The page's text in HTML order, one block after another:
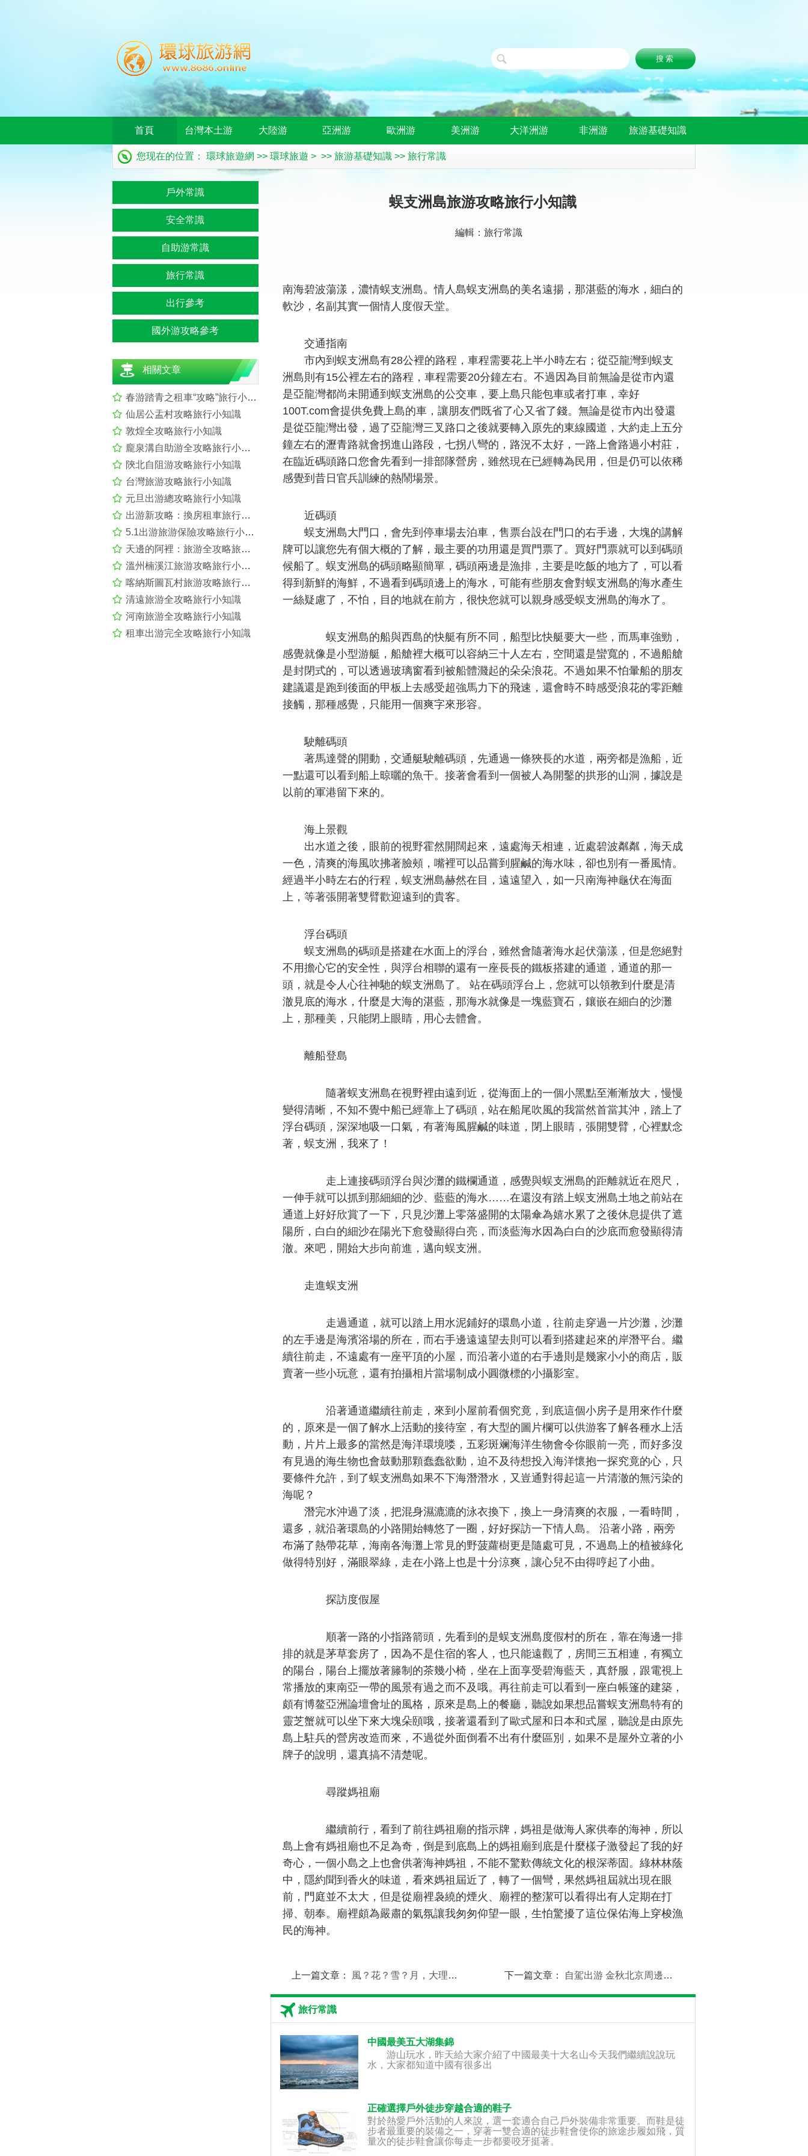
首頁 台灣本土游 大陸游 亞洲游 歐洲游 美洲游 大洋洲游 非洲游 旅游基礎知識
您现在的位置： 環球旅遊網 >> 環球旅遊 > >> 旅游基礎知識 >> 旅行常識
蜈支洲島旅游攻略旅行小知識
編輯：旅行常識
南海碧波蕩漾，濃情蜈支洲島。情人島蜈支洲島的美名遠揚，那湛藍的海水，細白的
軟沙，名副其實一個情人度假天堂。
交通指南
市內到蜈支洲島有28公裡的路程，車程需要花上半小時左右；從亞龍灣到蜈支
洲島則有15公裡左右的路程，車程需要20分鐘左右。不過因為目前無論是從市內還
是亞龍灣都尚未開通到蜈支洲島的公交車，要上島只能包車或者打車，幸好
100T.com會提供免費上島的車，讓朋友們既省了心又省了錢。無論是從市內出發還
是從亞龍灣出發，過了亞龍灣三叉路口之後就要轉入原先的東線國道，大約走上五分
鐘左右的瀝青路就會拐進山路段，七拐八彎的，路況不太好，一路上會路過小村莊，
在臨近碼頭路口您會先看到一排部隊營房，雖然現在已經轉為民用，但是仍可以依稀
感覺到昔日官兵訓練的熱鬧場景。
近碼頭
蜈支洲島大門口，會先到停車場去泊車，售票台設在門口的右手邊，大塊的講解
牌可以讓您先有個大概的了解，最主要的功用還是買門票了。買好門票就可以到碼頭
候船了。蜈支洲島的碼頭略顯簡單，碼頭兩邊是漁排，主要是吃飯的地方了，可以看
得到新鮮的海鮮，不過看到碼頭邊上的海水，可能有些朋友會對蜈支洲島的海水產生
一絲疑慮了，不怕，目的地就在前方，很快您就可以親身感受蜈支洲島的海水了。
蜈支洲島的船與西島的快艇有所不同，船型比快艇要大一些，而馬車強勁，
感覺就像是小型游艇，船艙裡大概可以容納三十人左右，空間還是蠻寬的，不過船艙
是封閉式的，可以透過玻璃窗看到被船體濺起的朵朵浪花。不過如果不怕暈船的朋友
建議還是跑到後面的甲板上去感受超強馬力下的飛速，還會時不時感受浪花的零距離
接觸，那種感覺，只能用一個爽字來形容。
駛離碼頭
著馬達聲的開動，交通艇駛離碼頭，先通過一條狹長的水道，兩旁都是漁船，近
一點還可以看到船上晾曬的魚干。接著會看到一個被人為開鑿的拱形的山洞，據說是
以前的軍港留下來的。
海上景觀
出水道之後，眼前的視野霍然開闊起來，遠處海天相連，近處碧波粼粼，海天成
一色，清爽的海風吹拂著臉頰，嘴裡可以品嘗到腥鹹的海水味，卻也別有一番風情。
經過半小時左右的行程，蜈支洲島赫然在目，遠遠望入，如一只南海神龜伏在海面
上，等著張開著雙臂歡迎遠到的貴客。
浮台碼頭
蜈支洲島的碼頭是搭建在水面上的浮台，雖然會隨著海水起伏蕩漾，但是您絕對
不用擔心它的安全性，與浮台相聯的還有一座長長的鐵板搭建的通道，通道的那一
頭，就是令人心往神馳的蜈支洲島了。 站在碼頭浮台上，您就可以領教到什麼是清
澈見底的海水，什麼是大海的湛藍，那海水就像是一塊藍寶石，鑲嵌在細白的沙灘
上，那種美，只能閉上眼睛，用心去體會。
離船登島
隨著蜈支洲島在視野裡由遠到近，從海面上的一個小黑點至漸漸放大，慢慢
變得清晰，不知不覺中船已經靠上了碼頭，站在船尾吹風的我當然首當其沖，踏上了
浮台碼頭，深深地吸一口氣，有著海風腥鹹的味道，閉上眼睛，張開雙臂，心裡默念
著，蜈支洲，我來了！
走上連接碼頭浮台與沙灘的鐵欄通道，感覺與蜈支洲島的距離就近在咫尺，
一伸手就可以抓到那細細的沙、藍藍的海水……在還沒有踏上蜈支洲島土地之前站在
通道上好好欣賞了一下，只見沙灘上零落盛開的太陽傘為嬉水累了之後休息提供了遮
陽所，白白的細沙在陽光下愈發顯得白亮，而淡藍海水因為白白的沙底而愈發顯得清
澈。來吧，開始大步向前進，邁向蜈支洲。
走進蜈支洲
走過通道，就可以踏上用水泥鋪好的環島小道，往前走穿過一片沙灘，沙灘
的左手邊是海濱浴場的所在，而右手邊遠遠望去則可以看到搭建起來的岸潛平台。繼
續往前走，不遠處有一座平頂的小屋，而沿著小道的右手邊則是幾家小小的商店，販
賣著一些小玩意，還有拍攝相片當場制成小圓微標的小攝影室。
沿著通道繼續往前走，來到小屋前看個究竟，到底這個小房子是用來作什麼
的，原來是一個了解水上活動的接待室，有大型的圖片欄可以供游客了解各種水上活
動，片片上最多的當然是海洋環境喽，五彩斑斓海洋生物會令你眼前一亮，而好多沒
有見過的海生物也會鼓動那顆蠢蠢欲動，迫不及待想投入海洋懷抱一探究竟的心，只
要條件允許，到了蜈支洲島如果不下海潛潛水，又豈通對得起這一片清澈的無污染的
海呢？
潛完水沖過了淡，把混身濕漉漉的泳衣換下，換上一身清爽的衣服，一看時間，
還多，就沿著環島的小路開始轉悠了一圈，好好探訪一下情人島。 沿著小路，兩旁
布滿了熱帶花草，海南各海灘上常見的野菠蘿樹更是隨處可見，不過島上的植被綠化
做得特別好，滿眼翠綠，走在小路上也是十分涼爽，讓心兒不由得哼起了小曲。
探訪度假屋
順著一路的小指路箭頭，先看到的是蜈支洲島度假村的所在，靠在海邊一排
排的就是茅草套房了，因為不是住宿的客人，也只能遠觀了，房間三五相連，有獨立
的陽台，陽台上擺放著籐制的茶幾小椅，坐在上面享受碧海藍天，真舒服，跟電視上
常播放的東南亞一帶的風景有過之而不及哦。再往前走可以看到一座白帳篷的建築，
頗有博鳌亞洲論壇會址的風格，原來是島上的餐廳，聽說如果想品嘗蜈支洲島特有的
靈芝蟹就可以坐下來大塊朵頤哦，接著還看到了歐式屋和日本和式屋，聽說是由原先
島上駐兵的營房改造而來，不過從外面倒看不出有什麼區別，如果不是屋外立著的小
牌子的說明，還真搞不清楚呢。
尋蹤媽祖廟
繼續前行，看到了前往媽祖廟的指示牌，媽祖是做海人家供奉的海神，所以
島上會有媽祖廟也不足為奇，倒是到底島上的媽祖廟到底是什麼樣子激發起了我的好
奇心，一個小島之上也會供著海神媽祖，不能不驚歎傳統文化的根深蒂固。綠林林蔭
中，隱約聞到香火的味道，看來媽祖屆近了，轉了一個彎，果然媽祖屆就出現在眼
前，門庭並不太大，但是從廟裡袅繞的煙火、廟裡的整潔可以看得出有人定期在打
掃、朝奉。廟裡頗為嚴肅的氣氛讓我匆匆仰望一眼，生怕驚擾了這位保佑海上穿梭漁
民的海神。
上一篇文章： 風？花？雪？月，大理旅游攻略旅行小知識 下一篇文章： 自駕出游 金秋北京周邊騎行線大全旅行小知識
旅行常識
中國最美五大湖集錦
游山玩水，昨天給大家介紹了中國最美十大名山今天我們繼續說說玩
水，大家都知道中國有很多出
正確選擇戶外徒步穿越合適的鞋子
對於熱愛戶外活動的人來說，選一套適合自己戶外裝備非常重要。而鞋是徒
步者最重要的裝備之一，穿著一雙合適的徒步鞋會使你的旅途步履如飛，質
量次的徒步鞋會讓你每走一步都要咬牙挺著。
戶外常識
安全常識
自助游常識
旅行常識
出行參考
國外游攻略參考
相關文章
春游踏青之租車“攻略”旅行小知識
仙居公盂村攻略旅行小知識
敦煌全攻略旅行小知識
龐泉溝自助游全攻略旅行小知識
陝北自阻游攻略旅行小知識
台灣旅游攻略旅行小知識
元旦出游總攻略旅行小知識
出游新攻略：換房租車旅行小知識
5.1出游旅游保險攻略旅行小知識
天邊的阿裡：旅游全攻略旅行小知識
溫州楠溪江旅游攻略旅行小知識
喀納斯圖瓦村旅游攻略旅行小知識
清遠旅游全攻略旅行小知識
河南旅游全攻略旅行小知識
租車出游完全攻略旅行小知識